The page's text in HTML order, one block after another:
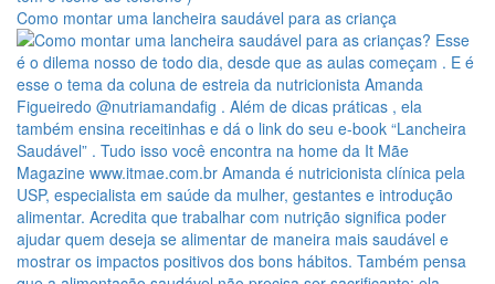
Como montar uma lancheira saudável para as criança